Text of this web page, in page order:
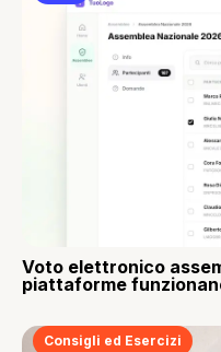
Voto elettronico
piattaforme
Consigli ed Esercizi